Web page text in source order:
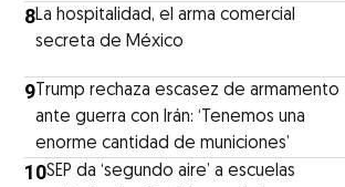
8La hospitalidad, el arma comercial
secreta de México
9 Trump rechaza escasez de armamento
ante guerra con Irán: ‘Tenemos una
enorme cantidad de municiones’
10SEP da ‘segundo aire’ a escuelas